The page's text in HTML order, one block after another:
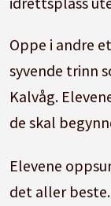
Oppe i andre
syvende trinn
Kalvåg.
de skal
Elevene
det aller